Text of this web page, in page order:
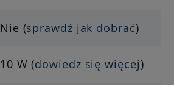
Nie (sprawdź jak dobrać)
10 W (dowiedz się więcej)